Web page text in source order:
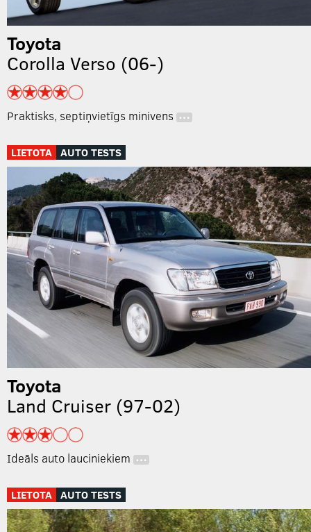
Toyota
Corolla Verso (06-)
Praktisks, septiņvietīgs minivens …
LIETOTA AUTO TESTS
Toyota
Land Cruiser (97-02)
Ideāls auto lauciniekiem …
LIETOTA AUTO TESTS